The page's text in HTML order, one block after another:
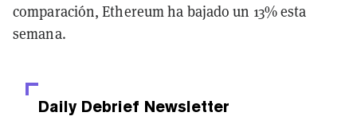
comparación, Ethereum ha bajado un 13% esta
semana.
Daily Debrief Newsletter